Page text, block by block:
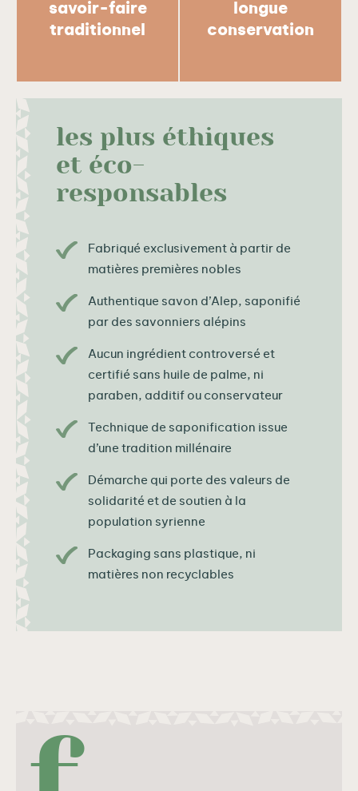
savoir-faire
traditionnel
longue
conservation
les plus éthiques
et éco-
responsables
Fabriqué exclusivement à partir de
matières premières nobles
Authentique savon d’Alep, saponifié
par des savonniers alépins
Aucun ingrédient controversé et
certifié sans huile de palme, ni
paraben, additif ou conservateur
Technique de saponification issue
d’une tradition millénaire
Démarche qui porte des valeurs de
solidarité et de soutien à la
population syrienne
Packaging sans plastique, ni
matières non recyclables